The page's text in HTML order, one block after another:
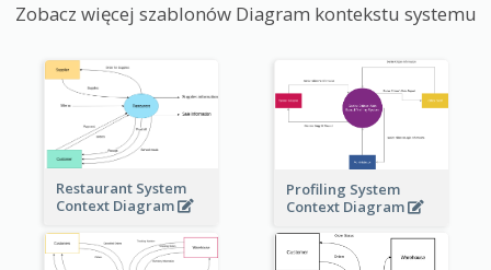
Zobacz więcej szablonów Diagram kontekstu systemu
Restaurant System
Context Diagram
Profiling System
Context Diagram